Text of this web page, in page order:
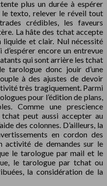
plus un durée à espérer
le texto, relever le réveil tout
crédibles, les faveurs
La hâte des tchat accepte
liquide et clair. Nul nécessité
d’espérer encore un entrevue
qui sont arrière les tchat
tarologue donc jouir d’une
à des ajustes de devoir
très tragiquement. Parmi
pour l’édition de plans,
Comme une prescience
peut aussi accepter au
des colonnes. D’ailleurs, la
en cordon des
activité de demandes sur le
le tarologue par mail et le
le tarologue par tchat ou
la considération de la